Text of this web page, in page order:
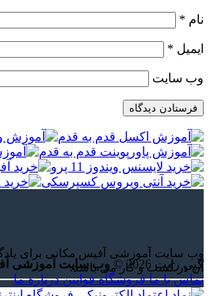
نام *
ایمیل *
وب‌ سایت
وب سایت آموزشی آفیس مکانی برای
آن در کسب و کار می باشد.
کپی رایت 2026 ©
وب سایت آموزشی
تماس با ما فروشگاه قوانین درباره ما